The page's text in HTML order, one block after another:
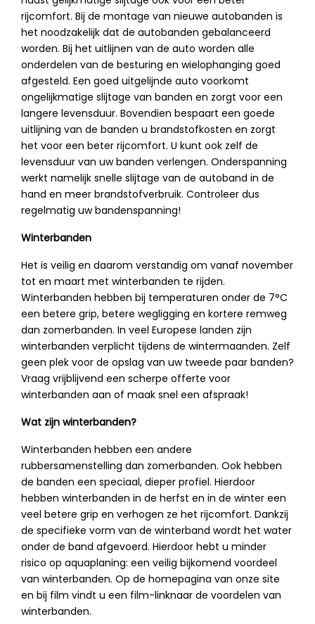
rijcomfort. Bij de montage van nieuwe autobanden is
het noodzakelijk dat de autobanden gebalanceerd
worden. Bij het uitlijnen van de auto worden alle
onderdelen van de besturing en wielophanging goed
afgesteld. Een goed uitgelijnde auto voorkomt
ongelijkmatige slijtage van banden en zorgt voor een
langere levensduur. Bovendien bespaart een goede
uitlijning van de banden u brandstofkosten en zorgt
het voor een beter rijcomfort. U kunt ook zelf de
levensduur van uw banden verlengen. Onderspanning
werkt namelijk snelle slijtage van de autoband in de
hand en meer brandstofverbruik. Controleer dus
regelmatig uw bandenspanning!
Winterbanden
Het is veilig en daarom verstandig om vanaf november
tot en maart met winterbanden te rijden.
Winterbanden hebben bij temperaturen onder de 7°C
een betere grip, betere wegligging en kortere remweg
dan zomerbanden. In veel Europese landen zijn
winterbanden verplicht tijdens de wintermaanden. Zelf
geen plek voor de opslag van uw tweede paar banden?
Vraag vrijblijvend een scherpe offerte voor
winterbanden aan of maak snel een afspraak!
Wat zijn winterbanden?
Winterbanden hebben een andere
rubbersamenstelling dan zomerbanden. Ook hebben
de banden een speciaal, dieper profiel. Hierdoor
hebben winterbanden in de herfst en in de winter een
veel betere grip en verhogen ze het rijcomfort. Dankzij
de specifieke vorm van de winterband wordt het water
onder de band afgevoerd. Hierdoor hebt u minder
risico op aquaplaning: een veilig bijkomend voordeel
van winterbanden. Op de homepagina van onze site
en bij film vindt u een film-linknaar de voordelen van
winterbanden.